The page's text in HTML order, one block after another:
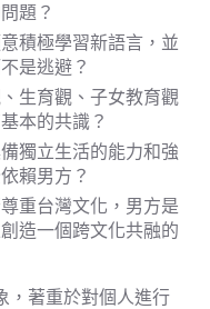
題？
積極學習新語言，並
是逃避？
生育觀、子女教育觀
本的共識？
獨立生活的能力和強
賴男方？
重台灣文化，男方是
造一個跨文化共融的
，著重於對個人進行